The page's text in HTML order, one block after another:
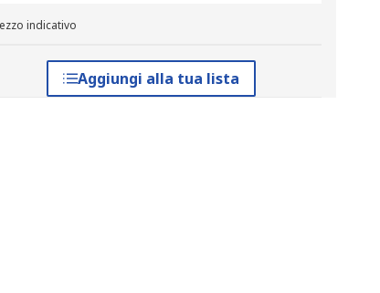
indicativo
Aggiungi alla tua lista